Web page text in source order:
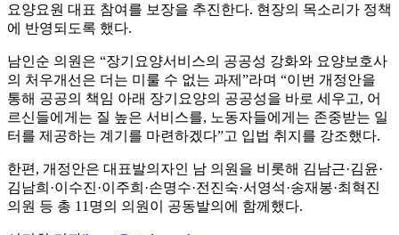
요양요원 대표 참여를 보장을 추진한다. 현장의 목소리가 정책
에 반영되도록 했다.
남인순 의원은 “장기요양서비스의 공공성 강화와 요양보호사
의 처우개선은 더는 미룰 수 없는 과제”라며 “이번 개정안을
통해 공공의 책임 아래 장기요양의 공공성을 바로 세우고, 어
르신들에게는 질 높은 서비스를, 노동자들에게는 존중받는 일
터를 제공하는 계기를 마련하겠다”고 입법 취지를 강조했다.
한편, 개정안은 대표발의자인 남 의원을 비롯해 김남근·김윤·
김남희·이수진·이주희·손명수·전진숙·서영석·송재봉·최혁진
의원 등 총 11명의 의원이 공동발의에 함께했다.